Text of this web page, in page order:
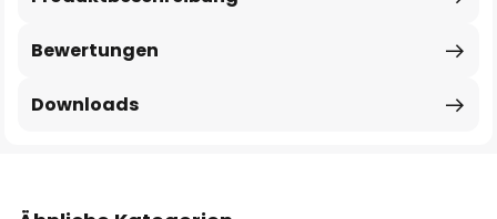
Bewertungen
Downloads